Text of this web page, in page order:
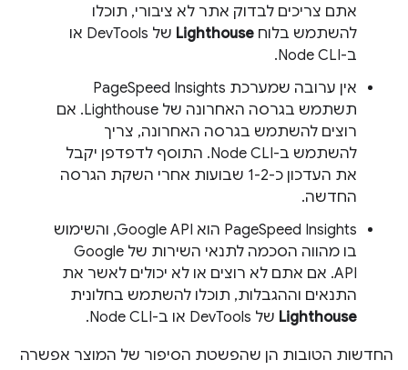
אתם צריכים לבדוק אתר לא ציבורי, תוכלו
להשתמש בלוח Lighthouse
של DevTools או
ב-Node CLI.
אין ערובה שמערכת PageSpeed Insights
תשתמש בגרסה האחרונה של Lighthouse. אם
רוצים להשתמש בגרסה האחרונה, צריך
להשתמש ב-Node CLI. התוסף לדפדפן יקבל
את העדכון כ-1-2 שבועות אחרי השקת הגרסה
החדשה.
PageSpeed Insights הוא Google API, והשימוש
בו מהווה הסכמה לתנאי השירות של Google
API. אם אתם לא רוצים או לא יכולים לאשר את
התנאים וההגבלות, תוכלו להשתמש בחלונית
Lighthouse של DevTools או ב-Node CLI.
החדשות הטובות הן שהפשטת הסיפור של המוצר אפשרה